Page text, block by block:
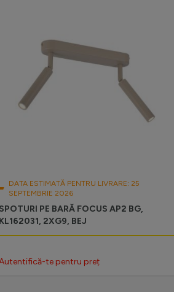
DATA ESTIMATĂ PENTRU LIVRARE: 25
SEPTEMBRIE 2026
SPOTURI PE BARĂ FOCUS AP2 BG,
KL162031, 2XG9, BEJ
te pentru preț